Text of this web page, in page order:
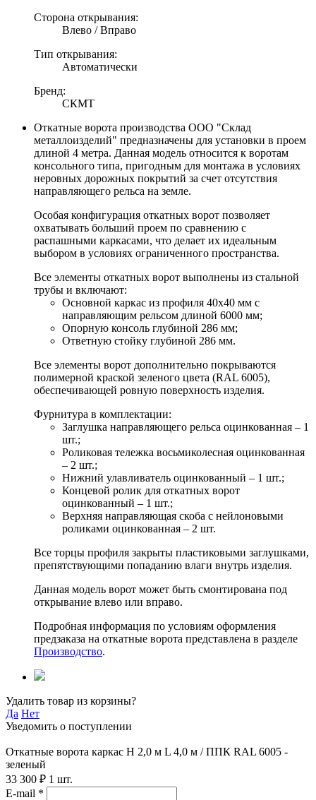
Сторона открывания:
Влево / Вправо
Тип открывания:
Автоматически
Бренд:
СКМТ
Откатные ворота производства ООО "Склад
металлоизделий" предназначены для установки в проем
длиной 4 метра. Данная модель относится к воротам
консольного типа, пригодным для монтажа в условиях
неровных дорожных покрытий за счет отсутствия
направляющего рельса на земле.
Особая конфигурация откатных ворот позволяет
охватывать больший проем по сравнению с
распашными каркасами, что делает их идеальным
выбором в условиях ограниченного пространства.
Все элементы откатных ворот выполнены из стальной
трубы и включают:
Основной каркас из профиля 40х40 мм с
направляющим рельсом длиной 6000 мм;
Опорную консоль глубиной 286 мм;
Ответную стойку глубиной 286 мм.
Все элементы ворот дополнительно покрываются
полимерной краской зеленого цвета (RAL 6005),
обеспечивающей ровную поверхность изделия.
Фурнитура в комплектации:
Заглушка направляющего рельса оцинкованная – 1
шт.;
Роликовая тележка восьмиколесная оцинкованная
– 2 шт.;
Нижний улавливатель оцинкованный – 1 шт.;
Концевой ролик для откатных ворот
оцинкованный – 1 шт.;
Верхняя направляющая скоба с нейлоновыми
роликами оцинкованная – 2 шт.
Все торцы профиля закрыты пластиковыми заглушками,
препятствующими попаданию влаги внутрь изделия.
Данная модель ворот может быть смонтирована под
открывание влево или вправо.
Подробная информация по условиям оформления
предзаказа на откатные ворота представлена в разделе
Производство.
Удалить товар из корзины?
Да Нет
Уведомить о поступлении
Откатные ворота каркас H 2,0 м L 4,0 м / ППК RAL 6005 -
зеленый
33 300 ₽ 1 шт.
E-mail *